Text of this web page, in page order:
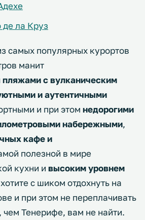
де ла Круз
самых популярных курортов
манит
пляжами с вулканическим
и аутентичными
и при этом недорогими
набережными,
кафе и
полезной в мире
кухни и высоким уровнем
с шиком отдохнуть на
и при этом не переплачивать
чем Тенерифе, вам не найти.